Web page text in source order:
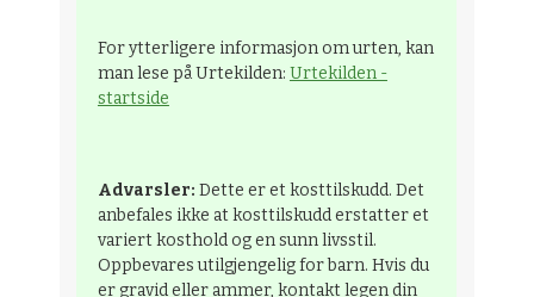
For ytterligere informasjon om urten, kan
man lese på Urtekilden: Urtekilden -
startside
Advarsler: Dette er et kosttilskudd. Det
anbefales ikke at kosttilskudd erstatter et
variert kosthold og en sunn livsstil.
Oppbevares utilgjengelig for barn. Hvis du
er gravid eller ammer, kontakt legen din